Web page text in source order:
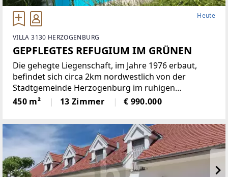
Heute
VILLA 3130 HERZOGENBURG
GEPFLEGTES REFUGIUM IM GRÜNEN
Die gehegte Liegenschaft, im Jahre 1976 erbaut,
befindet sich circa 2km nordwestlich von der
Stadtgemeinde Herzogenburg im ruhigen
Wielandsthal. Auf einer begrünten Grundfläche von
ungefähr 3.152m² erstrecken sich die 420m² Wohn-
450 m² 13 Zimmer € 990.000